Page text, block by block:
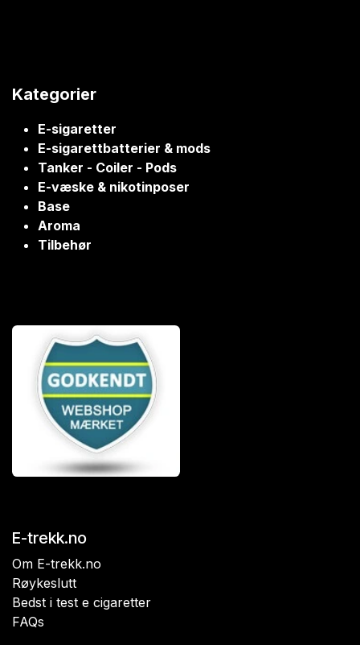
Kategorier
E-sigaretter
E-sigarettbatterier & mods
Tanker - Coiler - Pods
E-væske & nikotinposer
Base
Aroma
Tilbehør
E-trekk.no
Om E-trekk.no
Røykeslutt
Bedst i test e cigaretter
FAQs